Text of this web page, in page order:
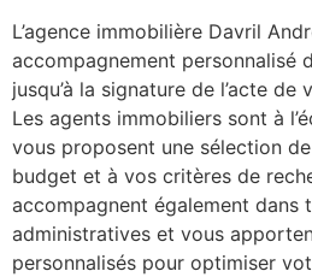
L’agence immobilière Davril
accompagnement personnalisé
jusqu’à la signature de l’acte
Les agents immobiliers sont à
vous proposent une sélection
budget et à vos critères de
accompagnent également dans
administratives et vous
personnalisés pour optimiser